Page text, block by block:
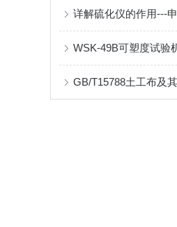
详解硫化仪的作用---
WSK-49B可塑度试验